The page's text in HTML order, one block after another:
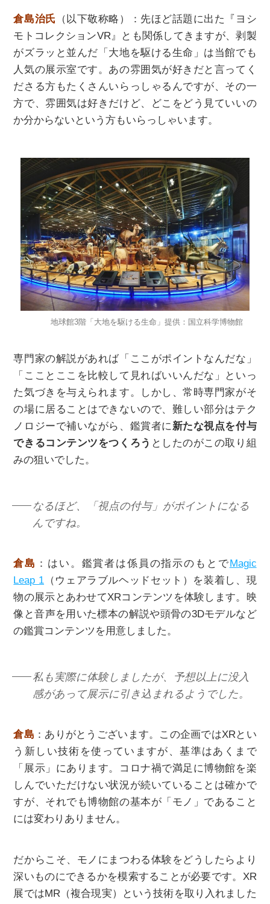
倉島治氏 （以下敬称略）：先ほど話題に出た『ヨシ
モトコレクションVR』とも関係してきますが、剥製
がズラッと並んだ「大地を駆ける生命」は当館でも
人気の展示室です。あの雰囲気が好きだと言ってく
ださる方もたくさんいらっしゃるんですが、その一
方で、雰囲気は好きだけど、どこをどう見ていいの
か分からないという方もいらっしゃいます。
地球館3階「大地を駆ける生命」提供：国立科学博物館
専門家の解説があれば「ここがポイントなんだな」
「こことここを比較して見ればいいんだな」といっ
た気づきを与えられます。しかし、常時専門家がそ
の場に居ることはできないので、難しい部分はテク
ノロジーで補いながら、鑑賞者に新たな視点を付与
できるコンテンツをつくろう としたのがこの取り組
みの狙いでした。
なるほど、「視点の付与」がポイントになる
んですね。
倉島 ：はい。鑑賞者は係員の指示のもとで Magic
Leap 1 （ウェアラブルヘッドセット）を装着し、現
物の展示とあわせてXRコンテンツを体験します。映
像と音声を用いた標本の解説や頭骨の3Dモデルなど
の鑑賞コンテンツを用意しました。
私も実際に体験しましたが、予想以上に没入
感があって展示に引き込まれるようでした。
倉島 ：ありがとうございます。この企画ではXRとい
う新しい技術を使っていますが、基準はあくまで
「展示」にあります。コロナ禍で満足に博物館を楽
しんでいただけない状況が続いていることは確かで
すが、それでも博物館の基本が「モノ」であること
には変わりありません。
だからこそ、モノにまつわる体験をどうしたらより
深いものにできるかを模索することが必要です。XR
展ではMR（複合現実）という技術を取り入れました